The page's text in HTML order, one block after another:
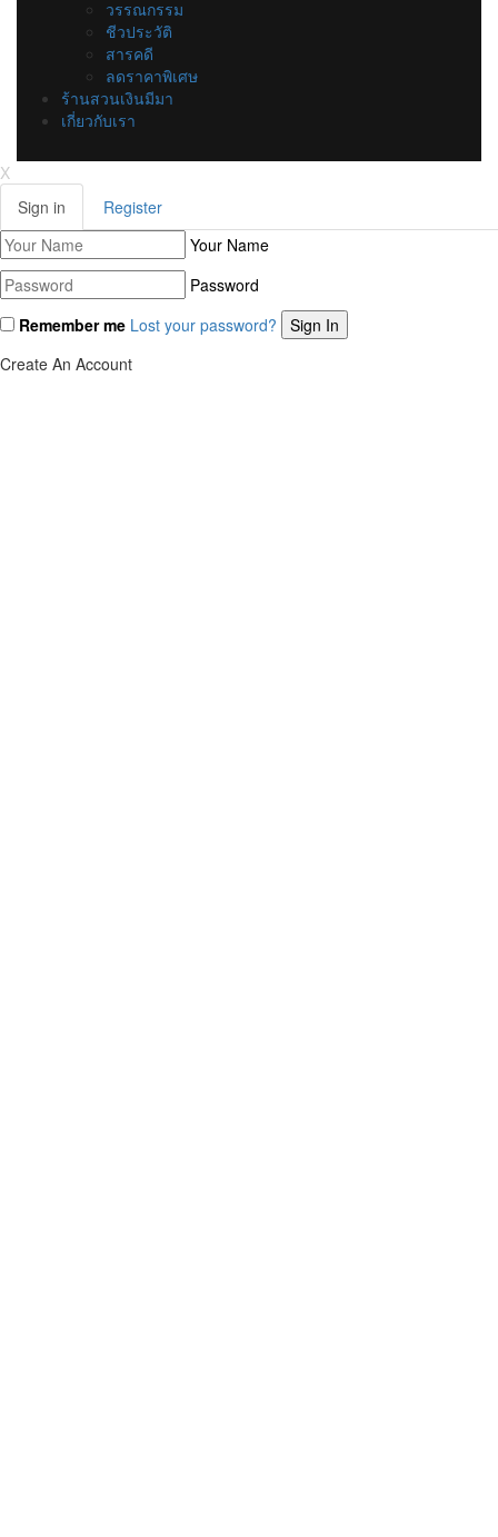
วรรณกรรม
ชีวประวัติ
สารคดี
ลดราคาพิเศษ
ร้านสวนเงินมีมา
เกี่ยวกับเรา
X
Sign in
Register
Your Name
Password
Remember me Lost your password?
Create An Account